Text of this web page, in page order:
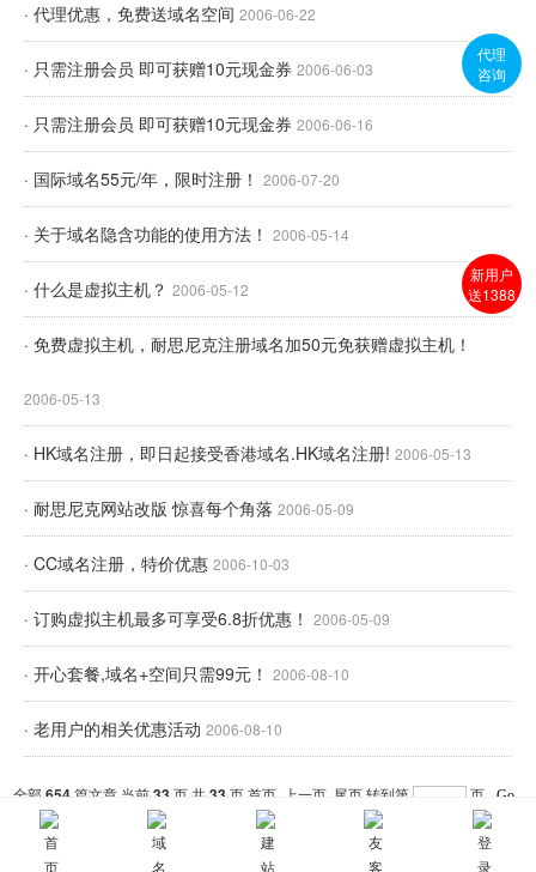
· 代理优惠，免费送域名空间 2006-06-22
· 只需注册会员 即可获赠10元现金券 2006-06-03
· 只需注册会员 即可获赠10元现金券 2006-06-16
· 国际域名55元/年，限时注册！ 2006-07-20
· 关于域名隐含功能的使用方法！ 2006-05-14
· 什么是虚拟主机？ 2006-05-12
· 免费虚拟主机，耐思尼克注册域名加50元免获赠虚拟主机！
2006-05-13
· HK域名注册，即日起接受香港域名.HK域名注册! 2006-05-13
· 耐思尼克网站改版 惊喜每个角落 2006-05-09
· CC域名注册，特价优惠 2006-10-03
· 订购虚拟主机最多可享受6.8折优惠！ 2006-05-09
· 开心套餐,域名+空间只需99元！ 2006-08-10
· 老用户的相关优惠活动 2006-08-10
全部 654 篇文章 当前33 页 共 33 页首页 上一页 尾页转到第
页
<<< 31
代理
咨询
新用户
送1388